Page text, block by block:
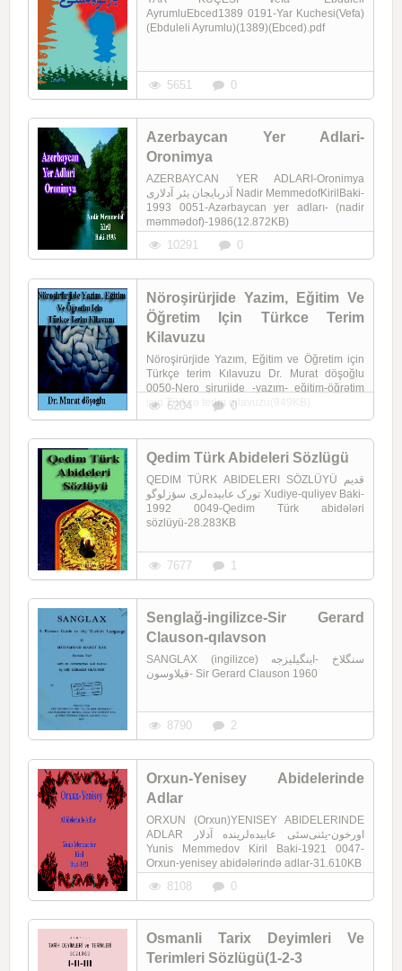
AyrumluEbced1389 0191-Yar Kuchesi(Vefa)
(Ebduleli Ayrumlu)(1389)(Ebced).pdf
5651 0
Azerbaycan Yer Adlari-
Oronimya
AZERBAYCAN YER ADLARI-Oronimya
آذربایجان یئر آدلاری Nadir MemmedofKirilBaki-
1993 0051-Azərbaycan yer adları- (nadir
məmmədof)-1986(12.872KB)
10291 0
Nöroşirürjide Yazim, Eğitim Ve
Öğretim Için Türkce Terim
Kilavuzu
Nöroşirürjide Yazım, Eğitim ve Öğretim için
Türkçe terim Kılavuzu Dr. Murat döşoğlu
0050-Nero şirurjide -yazım- eğitim-öğrətim
için Türkcə terim qilavuzu(949KB)
6204 0
Qedim Türk Abideleri Sözlügü
QEDIM TÜRK ABIDELERI SÖZLÜYÜ قدیم
تورک عابیده‌لری سؤزلوگو Xudiye-quliyev Baki-
1992 0049-Qedim Türk abidələri
sözlüyü-28.283KB
7677 1
Senglağ-ingilizce-Sir Gerard
Clauson-qılavson
SANGLAX (ingilizce) سنگلاخ -اینگیلیزجه
-قیلاوسون Sir Gerard Clauson 1960
8790 2
Orxun-Yenisey Abidelerinde
Adlar
ORXUN (Orxun)YENISEY ABIDELERINDE
ADLAR اورخون-یئنی‌سئی عابیده‌لرینده آدلار
Yunis Memmedov Kiril Baki-1921 0047-
Orxun-yenisey abidələrində adlar-31.610KB
8108 0
Osmanli Tarix Deyimleri Ve
Terimleri Sözlügü(1-2-3